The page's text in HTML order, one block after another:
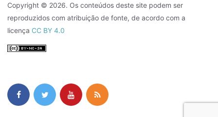
Copyright © 2026. Os conteúdos deste site podem ser
reproduzidos com atribuição de fonte, de acordo com a
licença CC BY 4.0